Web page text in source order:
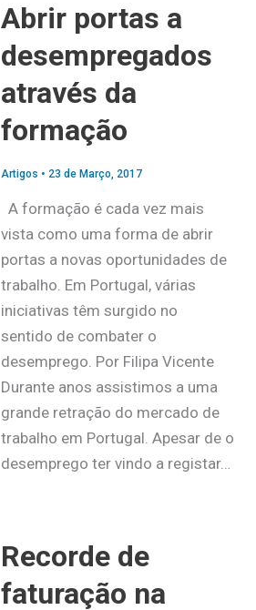
Abrir portas a
desempregados
através da
formação
Artigos • 23 de Março, 2017
A formação é cada vez mais
vista como uma forma de abrir
portas a novas oportunidades de
trabalho. Em Portugal, várias
iniciativas têm surgido no
sentido de combater o
desemprego. Por Filipa Vicente
Durante anos assistimos a uma
grande retração do mercado de
trabalho em Portugal. Apesar de o
desemprego ter vindo a registar…
Recorde de
faturação na